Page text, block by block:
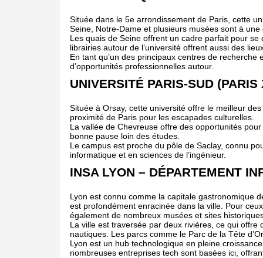
Située dans le 5e arrondissement de Paris, cette
Seine, Notre-Dame et plusieurs musées sont à
Les quais de Seine offrent un cadre parfait pour
librairies autour de l’université offrent aussi des
En tant qu’un des principaux centres de recherche
d’opportunités professionnelles autour.
UNIVERSITÉ PARIS-SUD
Située à Orsay, cette université offre le meilleur
proximité de Paris pour les escapades culturelles.
La vallée de Chevreuse offre des opportunités
bonne pause loin des études.
Le campus est proche du pôle de Saclay, connu
informatique et en sciences de l’ingénieur.
INSA LYON – DÉPARTEMENT
Lyon est connu comme la capitale gastronomique
est profondément enracinée dans la ville. Pour
également de nombreux musées et sites
La ville est traversée par deux rivières, ce qui
nautiques. Les parcs comme le Parc de la Tête
Lyon est un hub technologique en pleine
nombreuses entreprises tech sont basées ici,